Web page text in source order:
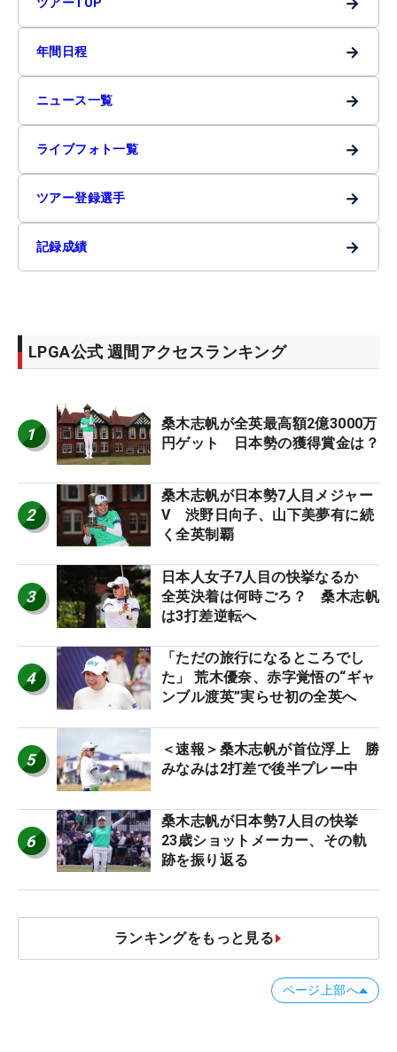
年間日程 →
ニュース一覧 →
ライブフォト一覧 →
ツアー登録選手 →
記録成績 →
LPGA公式 週間アクセスランキング
1
桑木志帆が全英最高額2億3000万
円ゲット 日本勢の獲得賞金は？
2
桑木志帆が日本勢7人目メジャー
V 渋野日向子、山下美夢有に続
く全英制覇
3
日本人女子7人目の快挙なるか
全英決着は何時ごろ？ 桑木志帆
は3打差逆転へ
4
「ただの旅行になるところでし
た」 荒木優奈、赤字覚悟の“ギャ
ンブル渡英”実らせ初の全英へ
5
＜速報＞桑木志帆が首位浮上 勝
みなみは2打差で後半プレー中
6
桑木志帆が日本勢7人目の快挙
23歳ショットメーカー、その軌
跡を振り返る
ランキングをもっと見る
ページ上部へ